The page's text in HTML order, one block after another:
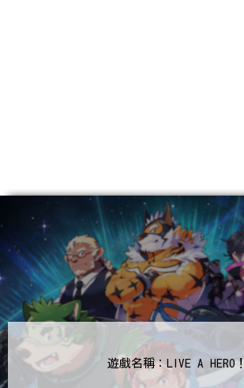
遊戲名稱：LIVE A HERO！